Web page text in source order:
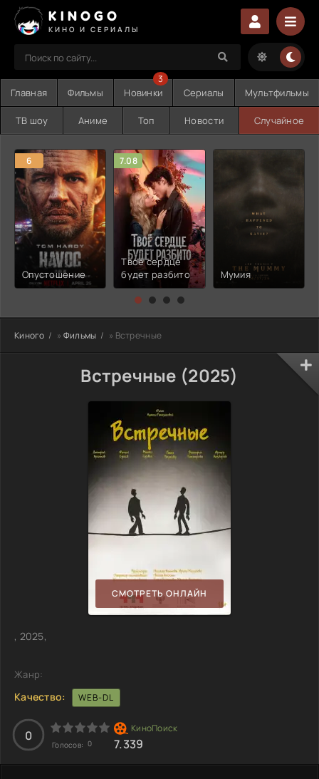
KINOGO
КИНО И СЕРИАЛЫ
Главная Фильмы Новинки
3
Сериалы Мультфильмы
ТВ шоу Аниме Топ Новости Случайное
6
Опустошение
7.08
Твоё сердце
будет разбито
Мумия
Киного » Фильмы » Встречные
Встречные (2025)
СМОТРЕТЬ ОНЛАЙН
, 2025,
Жанр:
Качество: WEB-DL
0
Голосов: 0 7.339